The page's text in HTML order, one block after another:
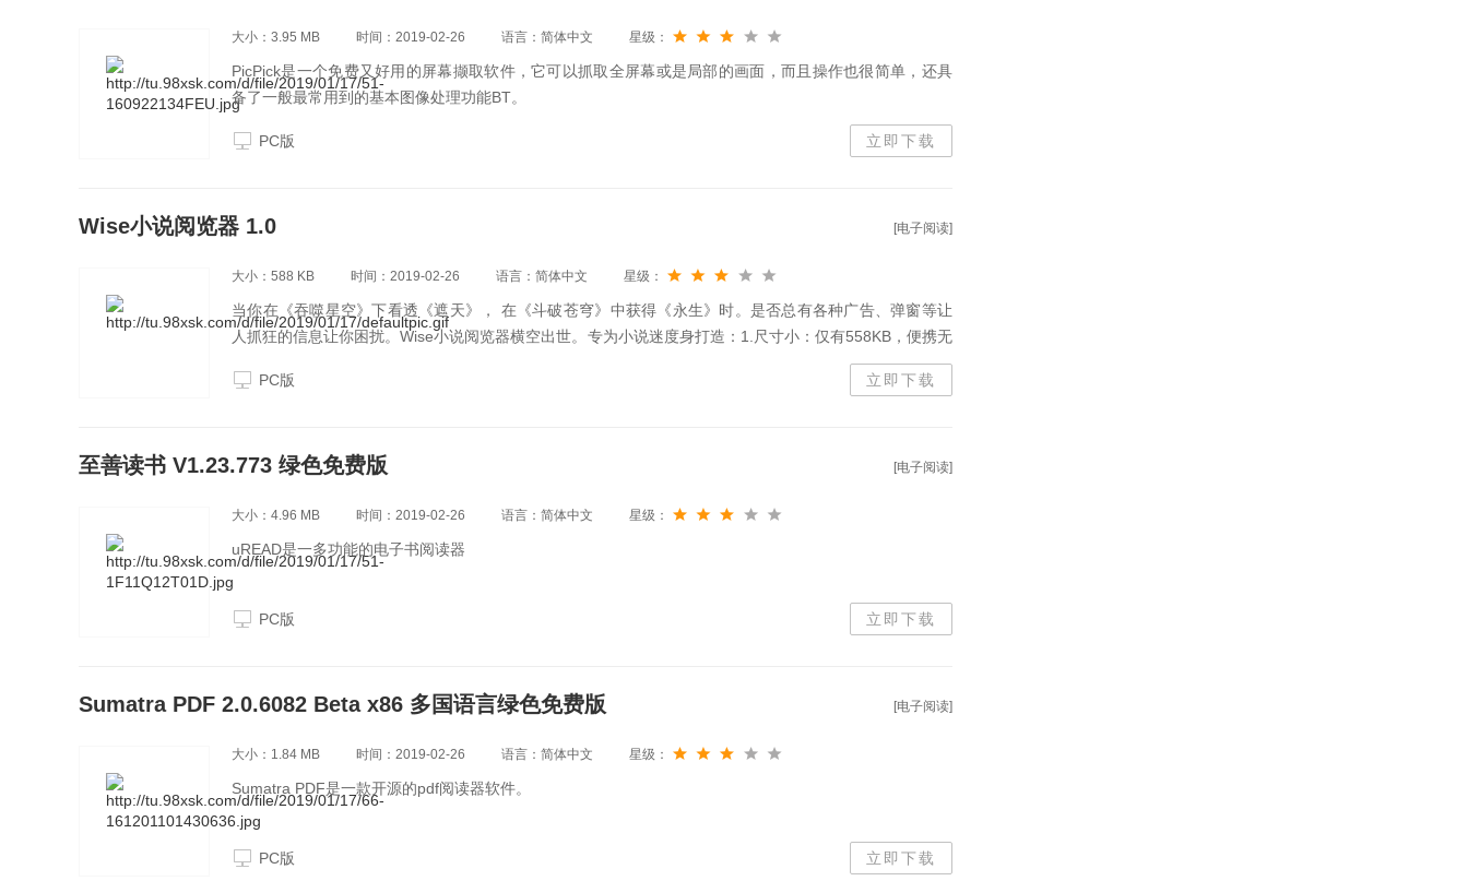
大小：3.95 MB 时间：2019-02-26 语言：简体中文 星级：
PicPick是一个免费又好用的屏幕撷取软件，它可以抓取全屏幕或是局部的画面，而且操作也很简单，还具
备了一般最常用到的基本图像处理功能BT。
PC版 立即下载
[电子阅读]
Wise小说阅览器 1.0
大小：588 KB 时间：2019-02-26 语言：简体中文 星级：
当你在《吞噬星空》下看透《遮天》， 在《斗破苍穹》中获得《永生》时。是否总有各种广告、弹窗等让
人抓狂的信息让你困扰。Wise小说阅览器横空出世。专为小说迷度身打造：1.尺寸小：仅有558KB，便携无
PC版
立即下载
[电子阅读]
至善读书 V1.23.773 绿色免费版
大小：4.96 MB 时间：2019-02-26 语言：简体中文 星级：
uREAD是一多功能的电子书阅读器
PC版 立即下载
[电子阅读]
Sumatra PDF 2.0.6082 Beta x86 多国语言绿色免费版
大小：1.84 MB 时间：2019-02-26 语言：简体中文 星级：
Sumatra PDF是一款开源的pdf阅读器软件。
PC版 立即下载